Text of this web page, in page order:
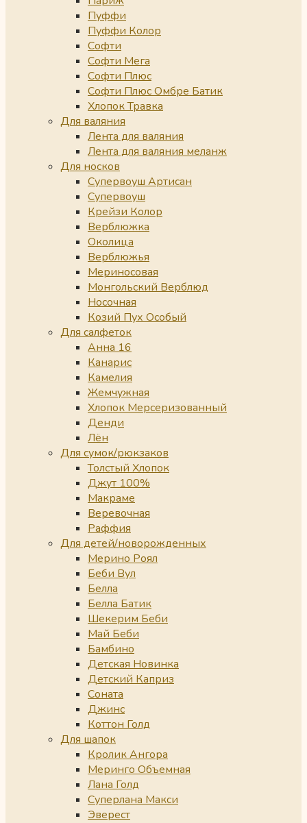
Пуффи
Пуффи Колор
Софти
Софти Мега
Софти Плюс
Софти Плюс Омбре Батик
Хлопок Травка
Для валяния
Лента для валяния
Лента для валяния меланж
Для носков
Супервоуш Артисан
Супервоуш
Крейзи Колор
Верблюжка
Околица
Верблюжья
Мериносовая
Монгольский Верблюд
Носочная
Козий Пух Особый
Для салфеток
Анна 16
Канарис
Камелия
Жемчужная
Хлопок Мерсеризованный
Денди
Лён
Для сумок/рюкзаков
Толстый Хлопок
Джут 100%
Макраме
Веревочная
Раффия
Для детей/новорожденных
Мерино Роял
Беби Вул
Белла
Белла Батик
Шекерим Беби
Май Беби
Бамбино
Детская Новинка
Детский Каприз
Соната
Джинс
Коттон Голд
Для шапок
Кролик Ангора
Меринго Объемная
Лана Голд
Суперлана Макси
Эверест